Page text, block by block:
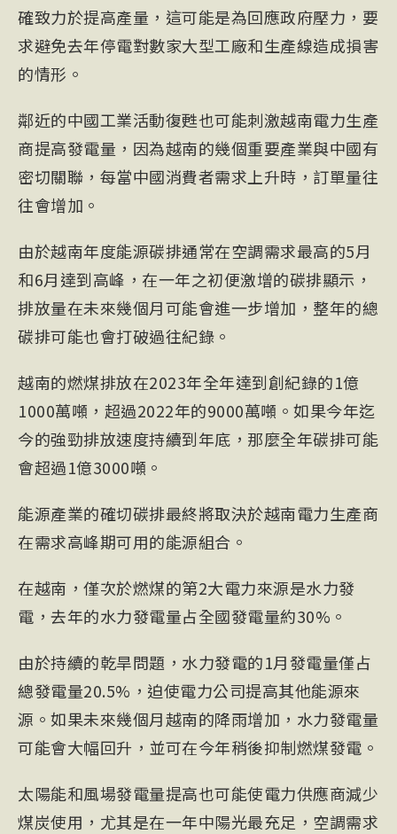
確致力於提高產量，這可能是為回應政府壓力，要
求避免去年停電對數家大型工廠和生產線造成損害
的情形。
鄰近的中國工業活動復甦也可能刺激越南電力生產
商提高發電量，因為越南的幾個重要產業與中國有
密切關聯，每當中國消費者需求上升時，訂單量往
往會增加。
由於越南年度能源碳排通常在空調需求最高的5月
和6月達到高峰，在一年之初便激增的碳排顯示，
排放量在未來幾個月可能會進一步增加，整年的總
碳排可能也會打破過往紀錄。
越南的燃煤排放在2023年全年達到創紀錄的1億
1000萬噸，超過2022年的9000萬噸。如果今年迄
今的強勁排放速度持續到年底，那麼全年碳排可能
會超過1億3000噸。
能源產業的確切碳排最終將取決於越南電力生產商
在需求高峰期可用的能源組合。
在越南，僅次於燃煤的第2大電力來源是水力發
電，去年的水力發電量占全國發電量約30%。
由於持續的乾旱問題，水力發電的1月發電量僅占
總發電量20.5%，迫使電力公司提高其他能源來
源。如果未來幾個月越南的降雨增加，水力發電量
可能會大幅回升，並可在今年稍後抑制燃煤發電。
太陽能和風場發電量提高也可能使電力供應商減少
煤炭使用，尤其是在一年中陽光最充足，空調需求